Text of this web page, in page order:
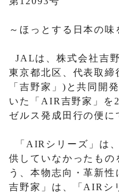
～ほっとする日本の
JALは、株式会社吉
東京都北区、代表取
「吉野家」 ) と共同開
いた「 AIR 吉野家」を
ゼルス発成田行の便に
「 AIR シリーズ」は
供していなかったもの
う、本物志向・革新性
吉野家」は、「 AIR シ